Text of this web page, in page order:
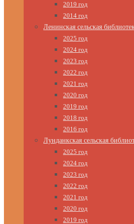
2019 год
2014 год
Ленинская сельская
2025 год
2024 год
2023 год
2022 год
2021 год
2020 год
2019 год
2018 год
2016 год
Лунданкская сельская
2025 год
2024 год
2023 год
2022 год
2021 год
2020 год
2019 год